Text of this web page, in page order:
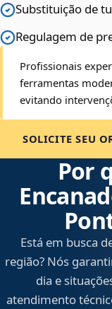
Substituição de
Regulagem de
Profissionais
ferramentas
evitando
SOLICITE SEU
Por
Está em busca
região? Nós
dia e
atendimento